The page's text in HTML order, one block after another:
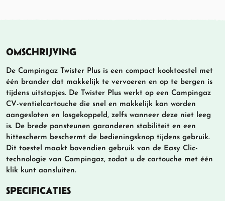
OMSCHRIJVING
De Campingaz Twister Plus is een compact kooktoestel met
één brander dat makkelijk te vervoeren en op te bergen is
tijdens uitstapjes. De Twister Plus werkt op een Campingaz
CV-ventielcartouche die snel en makkelijk kan worden
aangesloten en losgekoppeld, zelfs wanneer deze niet leeg
is. De brede pansteunen garanderen stabiliteit en een
hittescherm beschermt de bedieningsknop tijdens gebruik.
Dit toestel maakt bovendien gebruik van de Easy Clic-
technologie van Campingaz, zodat u de cartouche met één
klik kunt aansluiten.
SPECIFICATIES